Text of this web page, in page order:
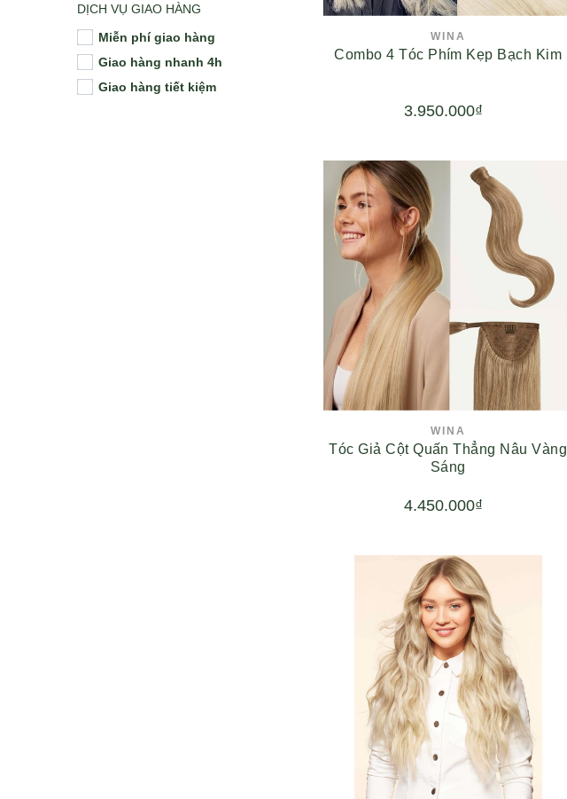
DỊCH VỤ GIAO HÀNG
Miễn phí giao hàng
Giao hàng nhanh 4h
Giao hàng tiết kiệm
WINA
Combo 4 Tóc Phím Kẹp Bạch Kim
3.950.000₫
WINA
Tóc Giả Cột Quấn Thẳng Nâu Vàng
Sáng
4.450.000₫